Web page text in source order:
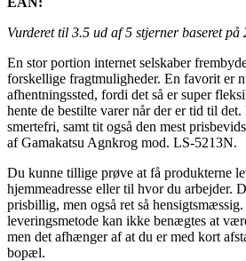
Vurderet til 3.5 ud af 5 stjerner baseret på
En stor portion internet selskaber
forskellige fragtmuligheder. En favorit er
afhentningssted, fordi det så er super
hente de bestilte varer når der er tid til
smertefri, samt tit også den mest
af Gamakatsu Agnkrog mod. LS-5213N.
Du kunne tillige prøve at få produkterne
hjemmeadresse eller til hvor du arbejder.
prisbillig, men også ret så
leveringsmetode kan ikke benægtes at
men det afhænger af at du er med kort
bopæl.